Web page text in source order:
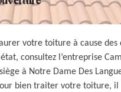
votre toiture à cause des
consultez l’entreprise
à Notre Dame Des
bien traiter votre toiture, il